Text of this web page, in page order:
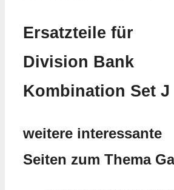
Ersatzteile für
Division Bank
Kombination Set J
weitere interessante
Seiten zum Thema